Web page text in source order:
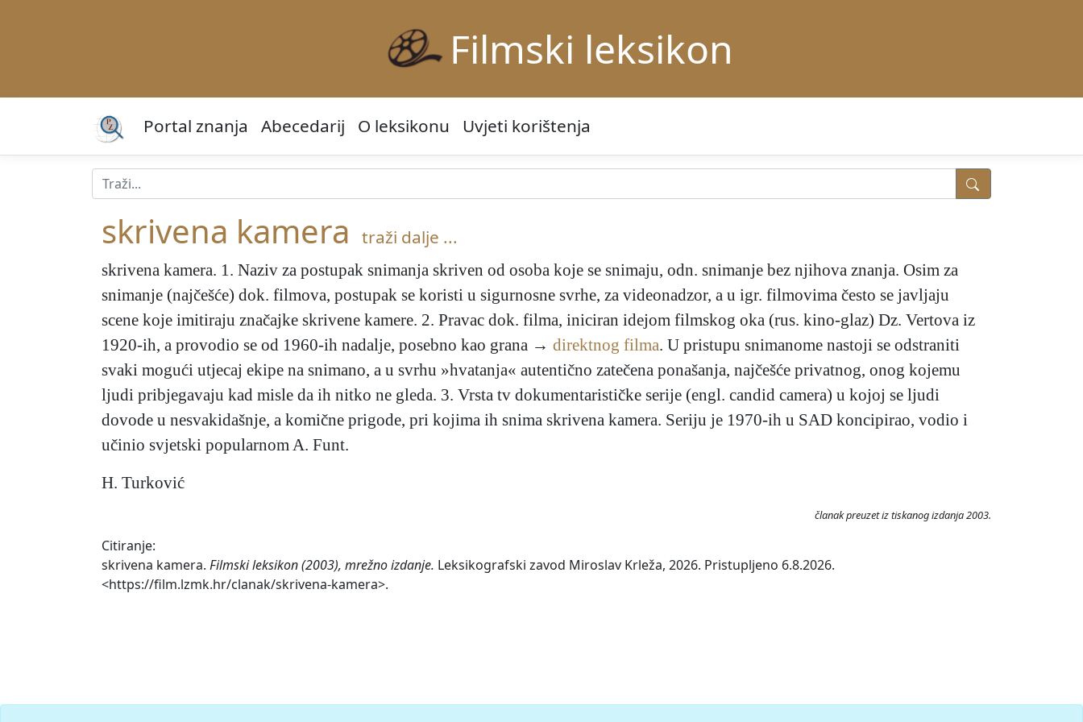
Filmski leksikon
Portal znanja Abecedarij O leksikonu Uvjeti korištenja
skrivena kamera traži dalje ...
skrivena kamera. 1. Naziv za postupak snimanja skriven od osoba koje se snimaju, odn. snimanje bez njihova znanja. Osim za
snimanje (najčešće) dok. filmova, postupak se koristi u sigurnosne svrhe, za videonadzor, a u igr. filmovima često se javljaju
scene koje imitiraju značajke skrivene kamere. 2. Pravac dok. filma, iniciran idejom filmskog oka (rus. kino-glaz) Dz. Vertova iz
1920-ih, a provodio se od 1960-ih nadalje, posebno kao grana → direktnog filma. U pristupu snimanome nastoji se odstraniti
svaki mogući utjecaj ekipe na snimano, a u svrhu »hvatanja« autentično zatečena ponašanja, najčešće privatnog, onog kojemu
ljudi pribjegavaju kad misle da ih nitko ne gleda. 3. Vrsta tv dokumentarističke serije (engl. candid camera) u kojoj se ljudi
dovode u nesvakidašnje, a komične prigode, pri kojima ih snima skrivena kamera. Seriju je 1970-ih u SAD koncipirao, vodio i
učinio svjetski popularnom A. Funt.
H. Turković
članak preuzet iz tiskanog izdanja 2003.
Citiranje:
skrivena kamera. Filmski leksikon (2003), mrežno izdanje. Leksikografski zavod Miroslav Krleža, 2026. Pristupljeno 6.8.2026.
<https://film.lzmk.hr/clanak/skrivena-kamera>.